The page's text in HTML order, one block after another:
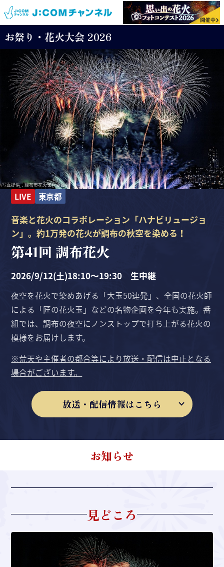
お祭り・花火大会 2026
写真提供：調布市花火実行委員会
LIVE 東京都
音楽と花火のコラボレーション「ハナビリュージョ
ン」。約1万発の花火が調布の秋空を染める！
第41回 調布花火
2026/9/12(土)18:10〜19:30 生中継
夜空を花火で染めあげる「大玉50連発」、全国の花火師
による「匠の花火玉」などの名物企画を今年も実施。番
組では、調布の夜空にノンストップで打ち上がる花火の
模様をお届けします。
※荒天や主催者の都合等により放送・配信は中止となる
場合がございます。
放送・配信情報はこちら
お知らせ
見どころ